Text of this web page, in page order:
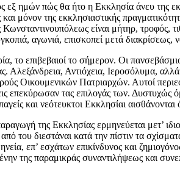
εξ ημών πώς θα ήτο η Εκκλησία άνευ της
μόνον της εκκλησιαστικής
είναι μήτηρ, τροφός,
αγωνιά, επισκοπεί μετά
το επιβεβαιοί το σήμερον. Οι
Αλεξάνδρεια, Αντιόχεια, Ιεροσόλυμα,
Οικουμενικών Πατριαρχών. Αυτοί
επεκύρωσαν τας επιλογάς των.
και νεότευκτοι Εκκλησίαι
της Εκκλησίας ερμηνεύεται μετ’
του διεστάναι κατά την πίστιν τα
επ’ εσχάτων επικίνδυνος και
της παραμικράς συναντιλήψεως και